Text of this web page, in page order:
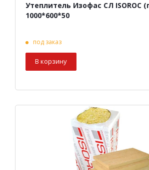
Утеплитель Изофас СЛ ISOROC
1000*600*50
под заказ
В корзину